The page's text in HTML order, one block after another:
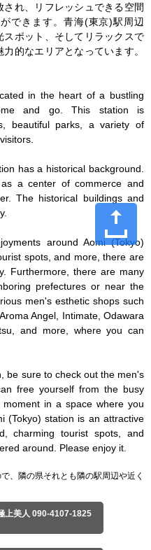
れ、リフレッシュできる空間
できます。青海(東京)駅周辺
ポット、そしてリラックスで
的なエリアとなっています。
in the heart of a bustling
and go. This station is
beautiful parks, a variety of
has a historical background.
a center of commerce and
The historical buildings and
around Aomi (Tokyo)
spots, and more, there are
Furthermore, there are many
prefectures or near the
men's esthetic shops such
Angel, Intimate, Odawara
and more, where you can
be sure to check out the men's
free yourself from the busy
in a space where you
(Tokyo) station is an attractive
charming tourist spots, and
around. Please enjoy it.
、隣の県それとも隣の駅周辺や近く
上美人 090-4107-1825